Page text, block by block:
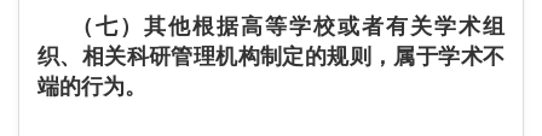
（七）其他根据高等学校或者有关学术组
织、相关科研管理机构制定的规则，属于学术不
端的行为。